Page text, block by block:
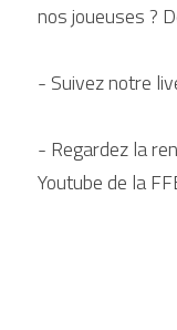
nos joueuses ?
- Suivez notre
- Regardez la
Youtube de la